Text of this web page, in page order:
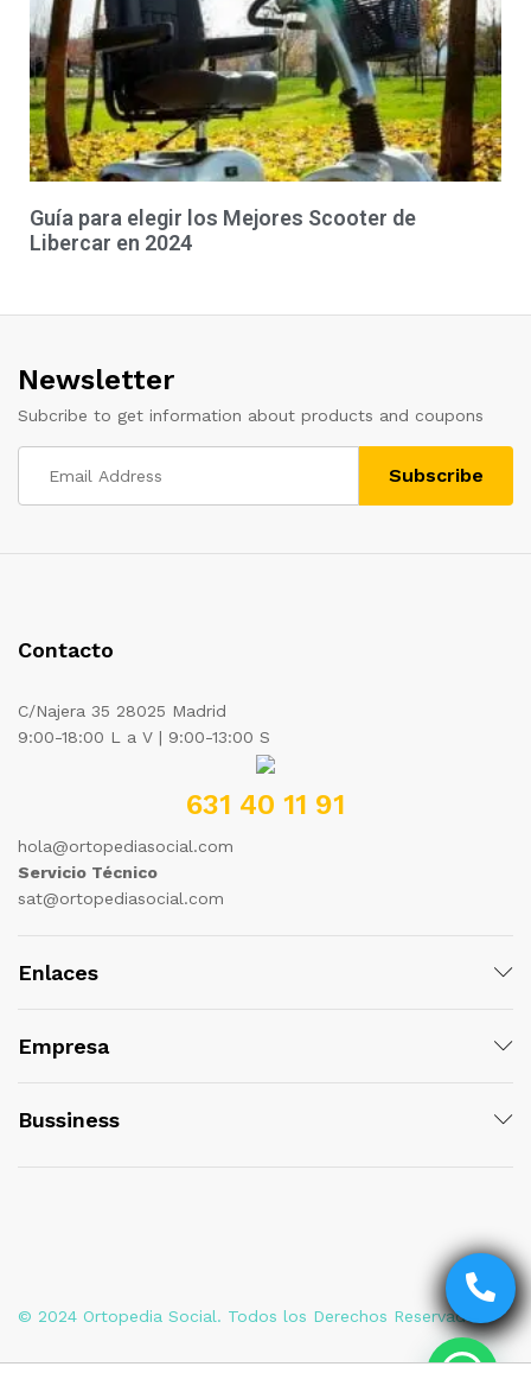
Guía para elegir los Mejores Scooter de
Libercar en 2024
Newsletter
Subcribe to get information about products and coupons
Contacto
C/Najera 35 28025 Madrid
9:00-18:00 L a V | 9:00-13:00 S
631 40 11 91
hola@ortopediasocial.com
Servicio Técnico
sat@ortopediasocial.com
Enlaces
Empresa
Bussiness
© 2024 Ortopedia Social. Todos los Derechos Reservados